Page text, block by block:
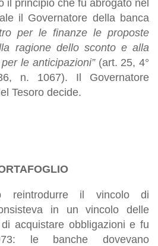
il principio che fu abrogato nel
il Governatore della banca
per le finanze le proposte
ragione dello sconto e alla
le anticipazioni”(art. 25, 4°
n. 1067). Il Governatore
Tesoro decide.
reintrodurre il vincolo di
in un vincolo delle
acquistare obbligazioni e fu
le banche dovevano